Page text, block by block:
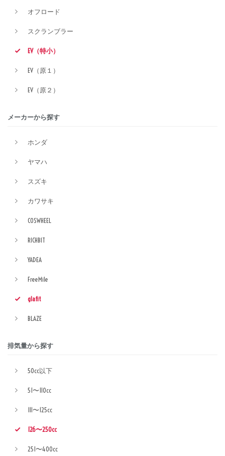
オフロード
スクランブラー
EV（特小）
EV（原１）
EV（原２）
メーカーから探す
ホンダ
ヤマハ
スズキ
カワサキ
COSWHEEL
RICHBIT
YADEA
FreeMile
glafit
BLAZE
排気量から探す
50cc以下
51〜110cc
111〜125cc
126〜250cc
251〜400cc